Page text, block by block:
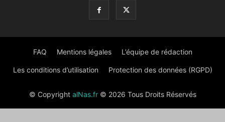
FAQ Mentions légales L’équipe de rédaction
Les conditions d’utilisation Protection des données (RGPD)
© Copyright alNas.fr© 2026 Tous Droits Réservés